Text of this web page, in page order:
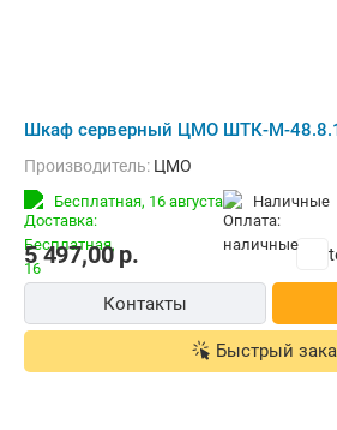
Шкаф серверный ЦМО ШТК-М-
Производитель: ЦМО
Бесплатная, 16 августа наличные
5 497,00р.
Контакты
Быстрый